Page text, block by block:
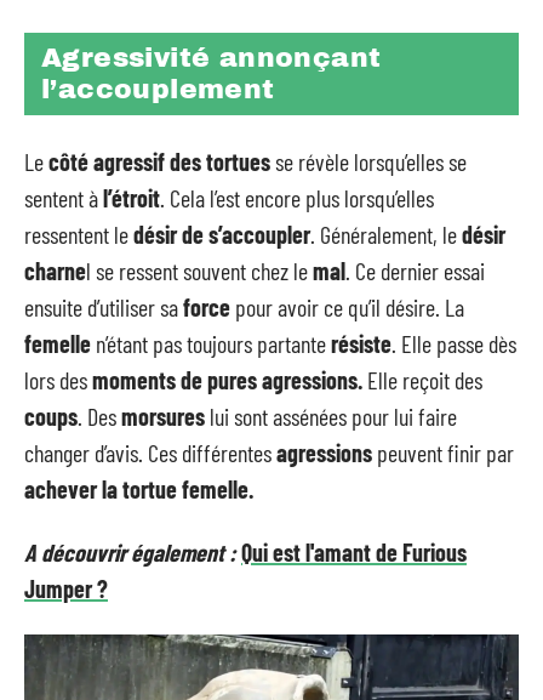
Agressivité annonçant
l’accouplement
Lecôté agressif des tortuesse révèle lorsqu’elles se
sentent àl’étroit . Cela l’est encore plus lorsqu’elles
ressentent ledésir de s’accoupler. Généralement, ledésir
charnel se ressent souvent chez lemal . Ce dernier essai
ensuite d’utiliser saforce pour avoir ce qu’il désire. La
femelle n’étant pas toujours partanterésiste . Elle passe dès
lors desmoments de pures agressions. Elle reçoit des
coups . Desmorsures lui sont assénées pour lui faire
changer d’avis. Ces différentesagressions peuvent finir par
achever la tortue femelle.
A découvrir également :Qui est l'amant de Furious
Jumper ?